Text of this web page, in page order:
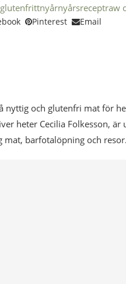
glutenfrittnyårnyårsreceptraw
Pinterest Email
nyttig och glutenfri mat för
heter Cecilia Folkesson,
barfotalöpning och resor.